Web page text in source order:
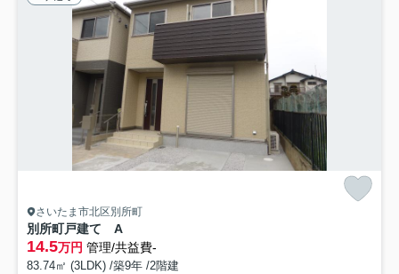
さいたま市北区別所町
別所町戸建て A
14.5万円 管理/共益費-
83.74㎡ (3LDK) /築9年 /2階建